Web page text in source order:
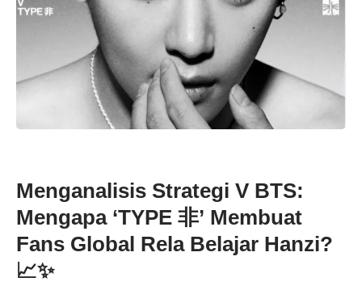
Menganalisis Strategi V BTS:
Mengapa ‘TYPE 非’ Membuat
Fans Global Rela Belajar Hanzi?
📈✨